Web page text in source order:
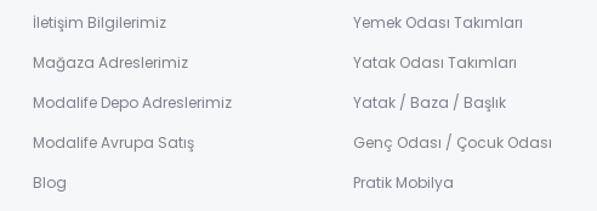
İletişim Bilgilerimiz
Mağaza Adreslerimiz
Modalife Depo Adreslerimiz
Modalife Avrupa Satış
Blog
Yemek Odası Takımları
Yatak Odası Takımları
Yatak / Baza / Başlık
Genç Odası / Çocuk Odası
Pratik Mobilya